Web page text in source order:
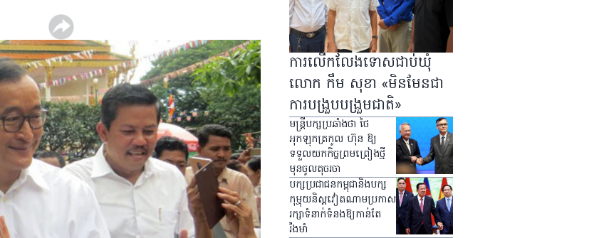
ការលើកលែងទោសជាប់ឃុំ
លោក កឹម សុខា «មិនមែនជា
ការបង្រួបបង្រួមជាតិ»
មន្ត្រីបក្សប្រឆាំងថា ថៃ
អុកឡុកត្រកូល ហ៊ុន ឱ្យ
ទទួលយកកិច្ចព្រមព្រៀងថ្មី
មុនចូលតុចរចា
បក្សប្រជាជនកម្ពុជានិងបក្ស
កុម្មុយនិស្ដវៀតណាមប្រកាស
រក្សាទំនាក់ទំនងឱ្យកាន់តែ
រឹងមាំ